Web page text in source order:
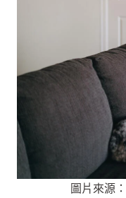
圖片來源：